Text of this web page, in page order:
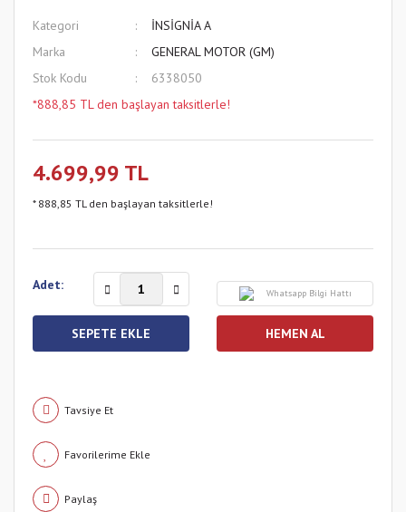
Kategori
İNSİGNİA A
Marka
GENERAL MOTOR (GM)
Stok Kodu
6338050
*888,85 TL den başlayan taksitlerle!
4.699,99 TL
* 888,85 TL den başlayan taksitlerle!
Adet:
Whatsapp Bilgi Hattı
SEPETE EKLE HEMEN AL
Tavsiye Et
Paylaş